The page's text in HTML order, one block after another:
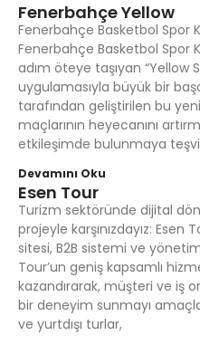
Fenerbahçe Yellow
Fenerbahçe Basketbol Spor
Fenerbahçe Basketbol
adım öteye taşıyan “Yellow
uygulamasıyla büyük bir
tarafından geliştirilen bu
maçlarının heyecanını
etkileşimde bulunmaya
Devamını Oku
Esen Tour
Turizm sektöründe dijital
projeyle karşınızdayız:
sitesi, B2B sistemi ve
Tour’un geniş kapsamlı
kazandırarak, müşteri ve iş
bir deneyim sunmayı
ve yurtdışı turlar,